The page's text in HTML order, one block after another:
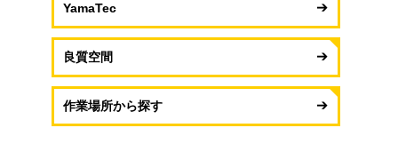
YamaTec
良質空間
作業場所から探す